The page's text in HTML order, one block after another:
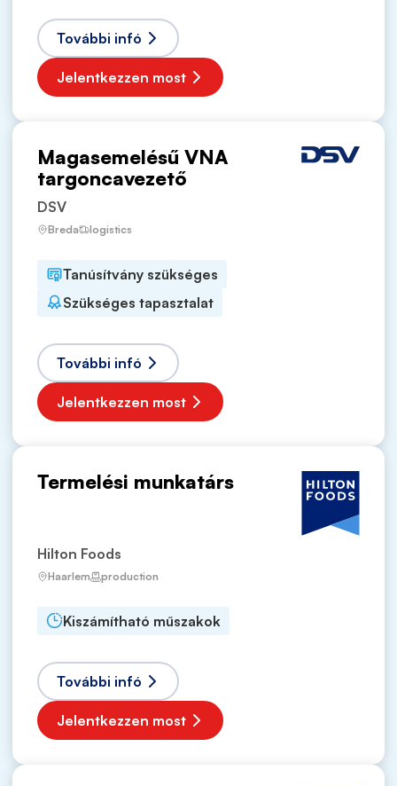
További infó
Jelentkezzen most
Magasemelésű VNA
targoncavezető
DSV
Breda logistics
Tanúsítvány szükséges
Szükséges tapasztalat
További infó
Jelentkezzen most
Termelési munkatárs
Hilton Foods
Haarlem production
Kiszámítható műszakok
További infó
Jelentkezzen most